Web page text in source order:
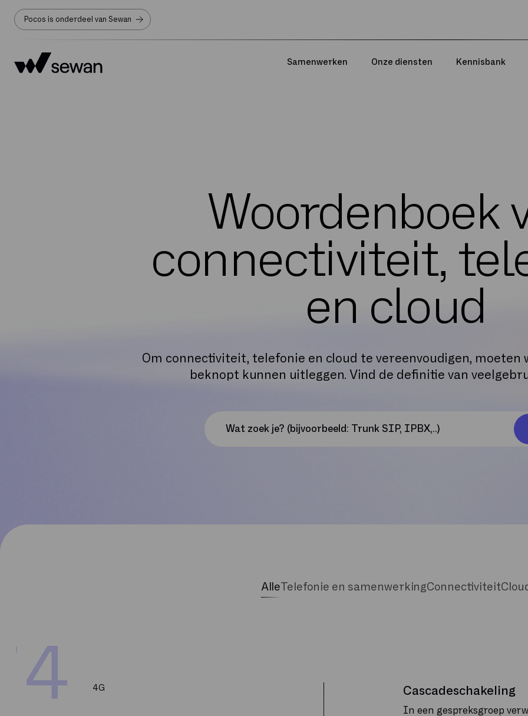
Pocos is onderdeel van Sewan
Samenwerken Onze diensten Kennisbank
Woordenboek
connectiviteit,
en cloud
Om connectiviteit, telefonie en cloud te vereenvoudigen, moeten
beknopt kunnen uitleggen. Vind de definitie van
AlleTelefonie en samenwerkingConnectiviteit
4
1
4G Cascadeschakeling
In een gespreksgroep